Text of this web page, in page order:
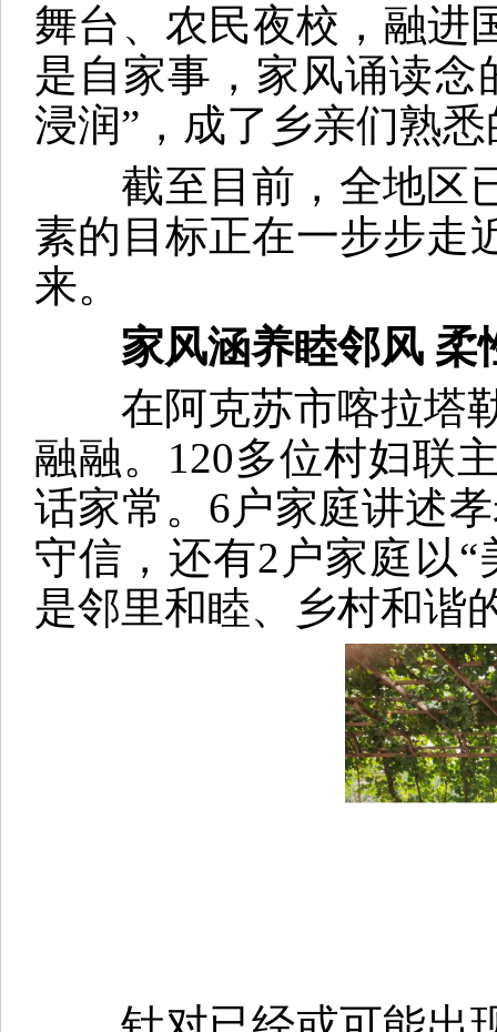
舞台、农民夜校，融进
是自家事，家风诵读
浸润”，成了乡亲们熟
截至目前，全地区已
素的目标正在一步步
来。
家风涵养睦邻风 柔
在阿克苏市喀拉塔勒
融融。120多位村妇联
话家常。6户家庭讲述
守信，还有2户家庭以
是邻里和睦、乡村和谐